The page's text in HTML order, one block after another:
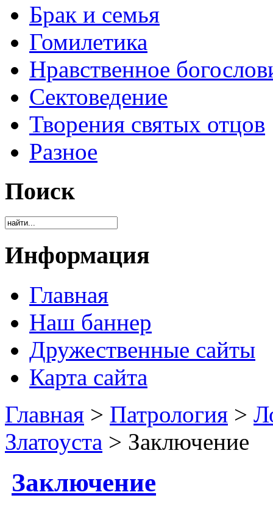
Брак и семья
Гомилетика
Нравственное
Сектоведение
Творения святых отцов
Разное
Поиск
Информация
Главная
Наш баннер
Дружественные сайты
Карта сайта
Главная > Патрология >
Златоуста > Заключение
Заключение